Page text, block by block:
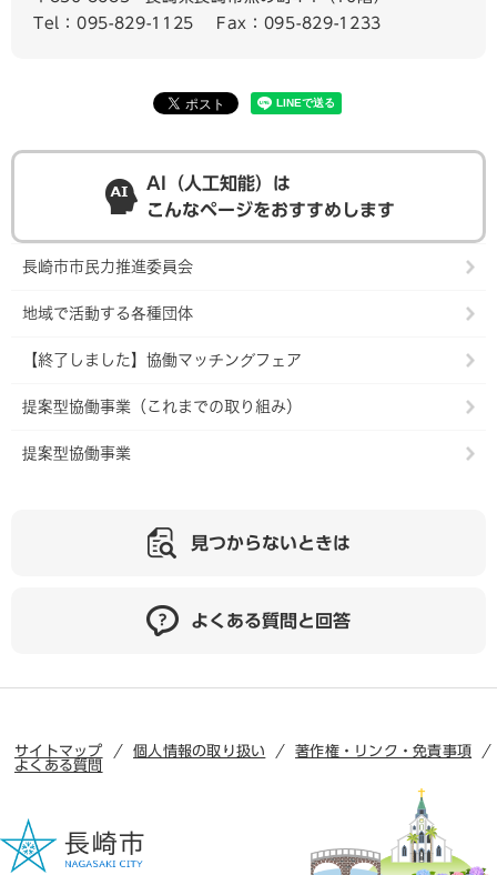
Tel：095-829-1125
Fax：095-829-1233
AI（人工知能）は
こんなページをおすすめします
長崎市市民力推進委員会
地域で活動する各種団体
【終了しました】協働マッチングフェア
提案型協働事業（これまでの取り組み）
提案型協働事業
見つからないときは
よくある質問と回答
サイトマップ 個人情報の取り扱い
著作権・リンク・免責事項
よくある質問